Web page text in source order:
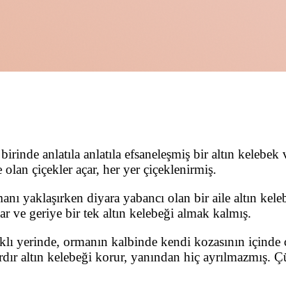
anlatıla anlatıla efsaneleşmiş bir altın kelebek
çiçekler açar, her yer çiçeklenirmiş.
yaklaşırken diyara yabancı olan bir aile altın
ve geriye bir tek altın kelebeği almak kalmış.
yerinde, ormanın kalbinde kendi kozasının
altın kelebeği korur, yanından hiç